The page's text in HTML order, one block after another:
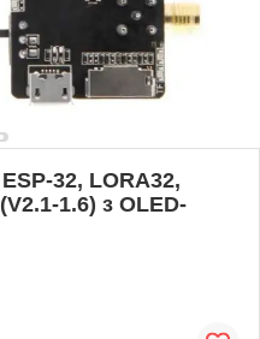
32, LORA32,
1.6) з OLED-